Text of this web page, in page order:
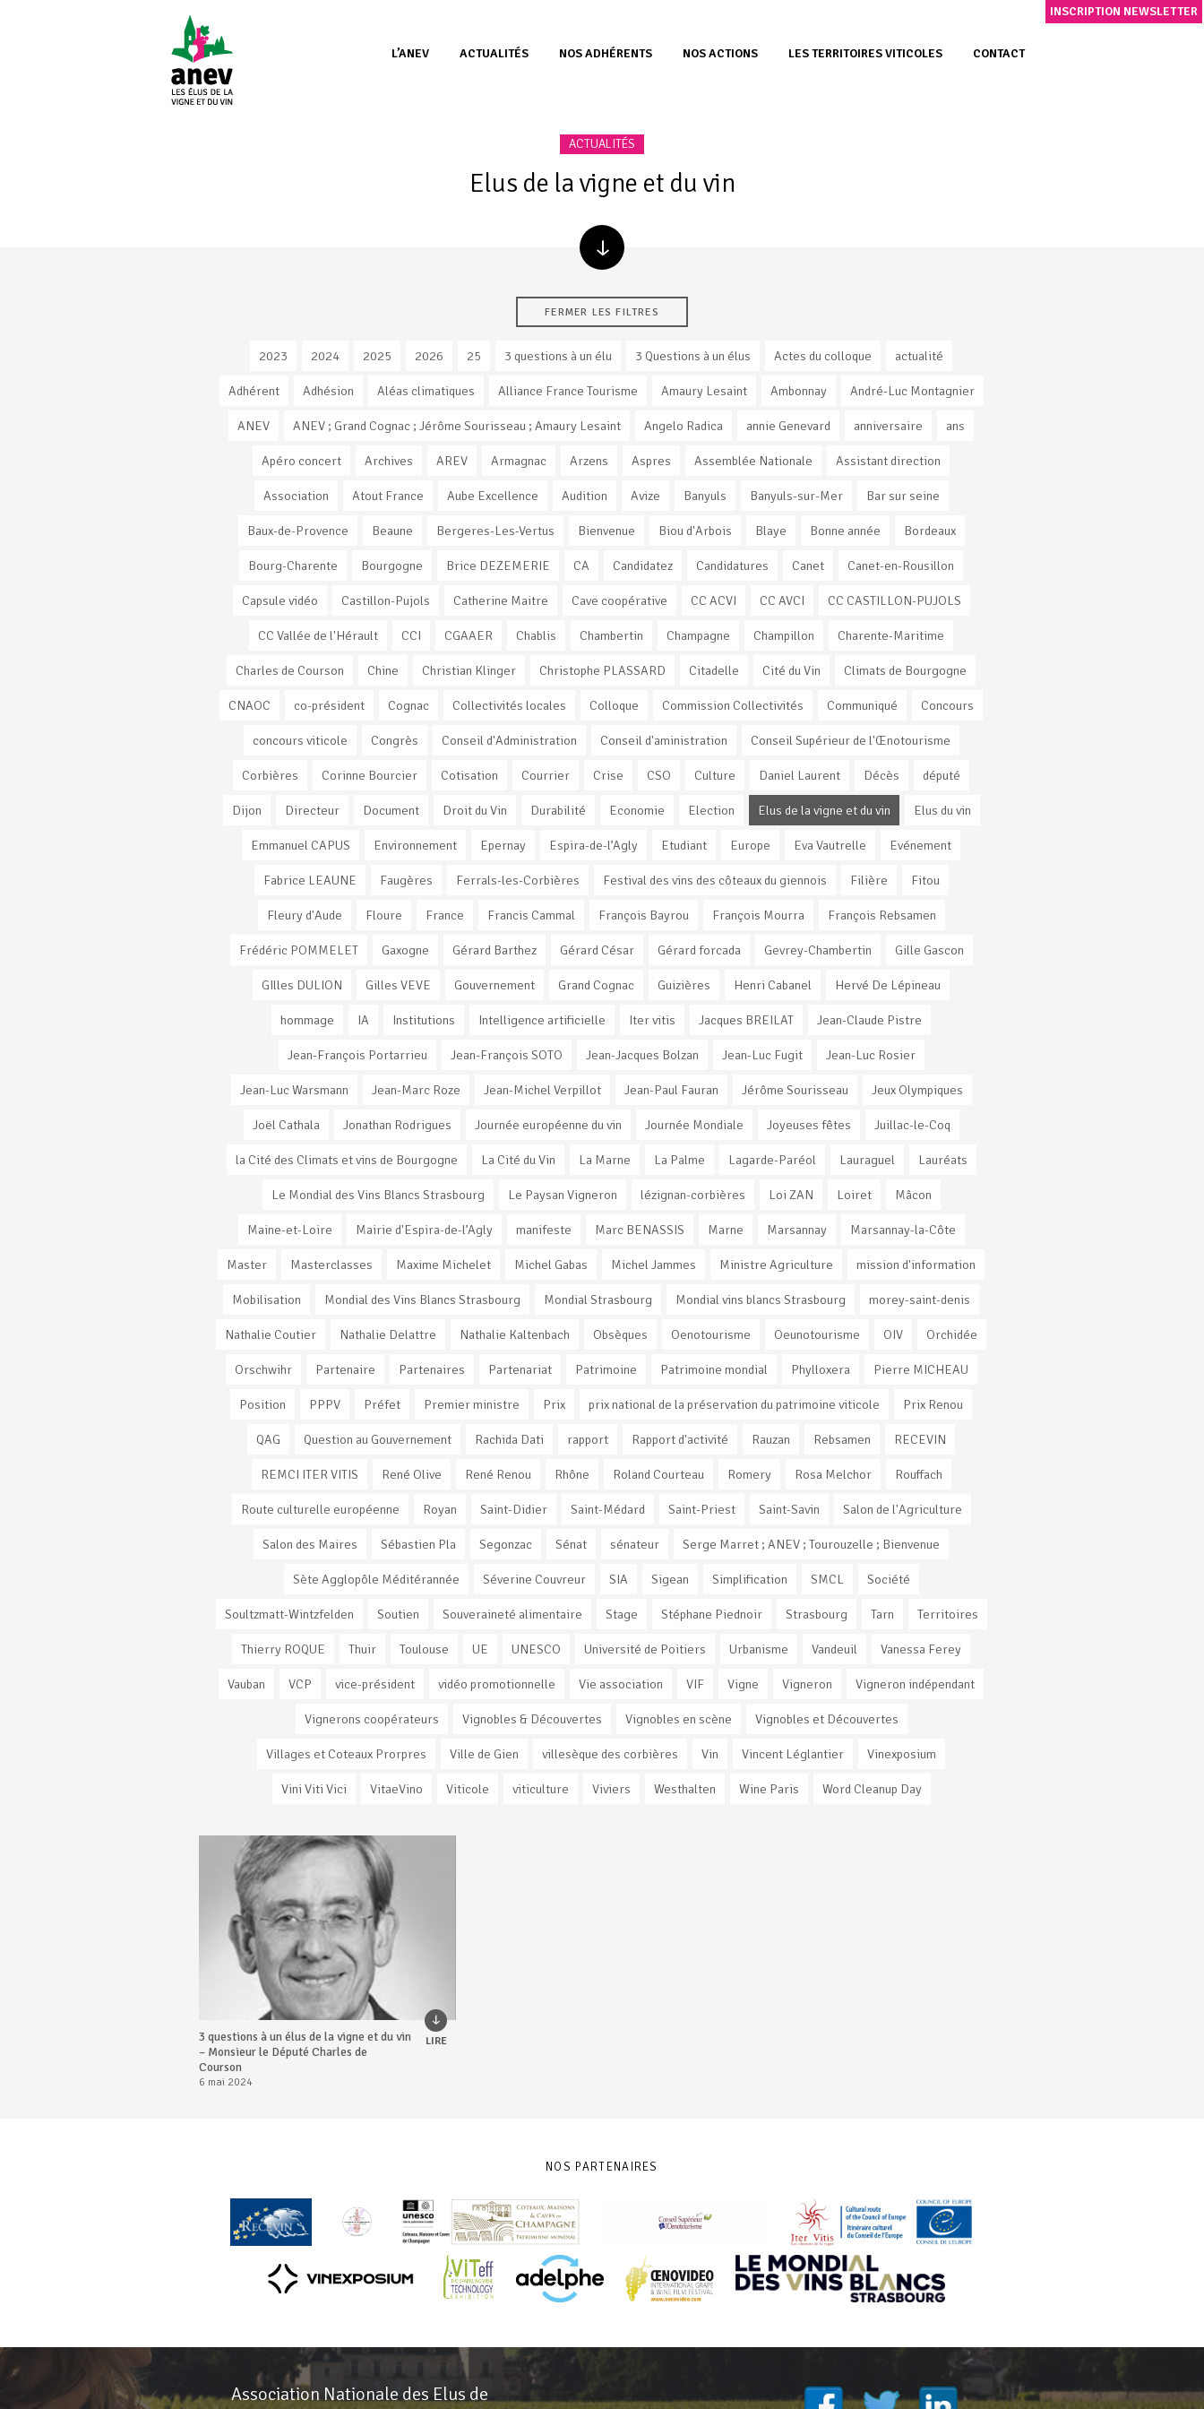
L’ANEV ACTUALITÉS NOS ADHÉRENTS NOS ACTIONS LES TERRITOIRES VITICOLES CONTACT
INSCRIPTION NEWSLETTER
ACTUALITÉS
Elus de la vigne et du vin
FERMER LES FILTRES
2023 2024 2025 2026 25 3 questions à un élu 3 Questions à un élus Actes du colloque actualité
Adhérent Adhésion Aléas climatiques Alliance France Tourisme Amaury Lesaint Ambonnay André-Luc Montagnier
ANEV ANEV ; Grand Cognac ; Jérôme Sourisseau ; Amaury Lesaint Angelo Radica annie Genevard anniversaire ans
Apéro concert Archives AREV Armagnac Arzens Aspres Assemblée Nationale Assistant direction
Association Atout France Aube Excellence Audition Avize Banyuls Banyuls-sur-Mer Bar sur seine
Baux-de-Provence Beaune Bergeres-Les-Vertus Bienvenue Biou d'Arbois Blaye Bonne année Bordeaux
Bourg-Charente Bourgogne Brice DEZEMERIE CA Candidatez Candidatures Canet Canet-en-Rousillon
Capsule vidéo Castillon-Pujols Catherine Maitre Cave coopérative CC ACVI CC AVCI CC CASTILLON-PUJOLS
CC Vallée de l'Hérault CCI CGAAER Chablis Chambertin Champagne Champillon Charente-Maritime
Charles de Courson Chine Christian Klinger Christophe PLASSARD Citadelle Cité du Vin Climats de Bourgogne
CNAOC co-président Cognac Collectivités locales Colloque Commission Collectivités Communiqué Concours
concours viticole Congrès Conseil d'Administration Conseil d'aministration Conseil Supérieur de l'Œnotourisme
Corbières Corinne Bourcier Cotisation Courrier Crise CSO Culture Daniel Laurent Décès député
Dijon Directeur Document Droit du Vin Durabilité Economie Election Elus de la vigne et du vin Elus du vin
Emmanuel CAPUS Environnement Epernay Espira-de-l’Agly Etudiant Europe Eva Vautrelle Evénement
Fabrice LEAUNE Faugères Ferrals-les-Corbières Festival des vins des côteaux du giennois Filière Fitou
Fleury d'Aude Floure France Francis Cammal François Bayrou François Mourra François Rebsamen
Frédéric POMMELET Gaxogne Gérard Barthez Gérard César Gérard forcada Gevrey-Chambertin Gille Gascon
GIlles DULION Gilles VEVE Gouvernement Grand Cognac Guizières Henri Cabanel Hervé De Lépineau
hommage IA Institutions Intelligence artificielle Iter vitis Jacques BREILAT Jean-Claude Pistre
Jean-François Portarrieu Jean-François SOTO Jean-Jacques Bolzan Jean-Luc Fugit Jean-Luc Rosier
Jean-Luc Warsmann Jean-Marc Roze Jean-Michel Verpillot Jean-Paul Fauran Jérôme Sourisseau Jeux Olympiques
Joël Cathala Jonathan Rodrigues Journée européenne du vin Journée Mondiale Joyeuses fêtes Juillac-le-Coq
la Cité des Climats et vins de Bourgogne La Cité du Vin La Marne La Palme Lagarde-Paréol Lauraguel Lauréats
Le Mondial des Vins Blancs Strasbourg Le Paysan Vigneron lézignan-corbières Loi ZAN Loiret Mâcon
Maine-et-Loire Mairie d'Espira-de-l’Agly manifeste Marc BENASSIS Marne Marsannay Marsannay-la-Côte
Master Masterclasses Maxime Michelet Michel Gabas Michel Jammes Ministre Agriculture mission d'information
Mobilisation Mondial des Vins Blancs Strasbourg Mondial Strasbourg Mondial vins blancs Strasbourg morey-saint-denis
Nathalie Coutier Nathalie Delattre Nathalie Kaltenbach Obsèques Oenotourisme Oeunotourisme OIV Orchidée
Orschwihr Partenaire Partenaires Partenariat Patrimoine Patrimoine mondial Phylloxera Pierre MICHEAU
Position PPPV Préfet Premier ministre Prix prix national de la préservation du patrimoine viticole Prix Renou
QAG Question au Gouvernement Rachida Dati rapport Rapport d'activité Rauzan Rebsamen RECEVIN
REMCI ITER VITIS René Olive René Renou Rhône Roland Courteau Romery Rosa Melchor Rouffach
Route culturelle européenne Royan Saint-Didier Saint-Médard Saint-Priest Saint-Savin Salon de l'Agriculture
Salon des Maires Sébastien Pla Segonzac Sénat sénateur Serge Marret ; ANEV ; Tourouzelle ; Bienvenue
Sète Agglopôle Méditérannée Séverine Couvreur SIA Sigean Simplification SMCL Société
Soultzmatt-Wintzfelden Soutien Souveraineté alimentaire Stage Stéphane Piednoir Strasbourg Tarn Territoires
Thierry ROQUE Thuir Toulouse UE UNESCO Université de Poitiers Urbanisme Vandeuil Vanessa Ferey
Vauban VCP vice-président vidéo promotionnelle Vie association VIF Vigne Vigneron Vigneron indépendant
Vignerons coopérateurs Vignobles & Découvertes Vignobles en scène Vignobles et Découvertes
Villages et Coteaux Prorpres Ville de Gien villesèque des corbières Vin Vincent Léglantier Vinexposium
Vini Viti Vici VitaeVino Viticole viticulture Viviers Westhalten Wine Paris Word Cleanup Day
3 questions à un élus de la vigne et du vin
– Monsieur le Député Charles de
Courson
6 mai 2024
LIRE
NOS PARTENAIRES
Association Nationale des Elus de